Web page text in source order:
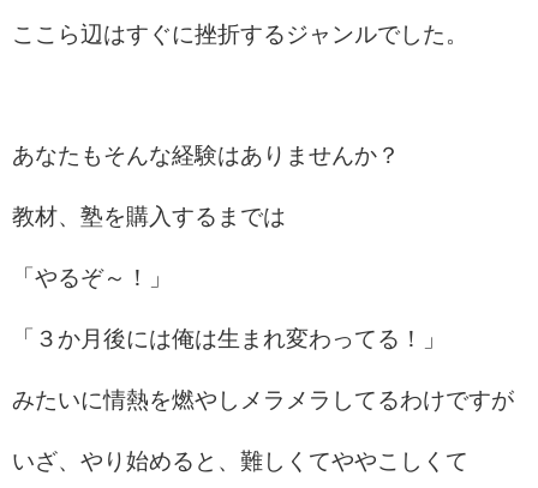
ここら辺はすぐに挫折するジャンルでした。
あなたもそんな経験はありませんか？
教材、塾を購入するまでは
「やるぞ～！」
「３か月後には俺は生まれ変わってる！」
みたいに情熱を燃やしメラメラしてるわけですが
いざ、やり始めると、難しくてややこしくて